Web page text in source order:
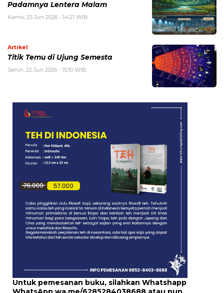
Padamnya Lentera Malam
Kamis, 25 Jun 2026 - 14:21 WIB
Artikel
Titik Temu di Ujung Semesta
Senin, 22 Jun 2026 - 15:10 WIB
Untuk pemesanan buku, silahkan Whatshapp